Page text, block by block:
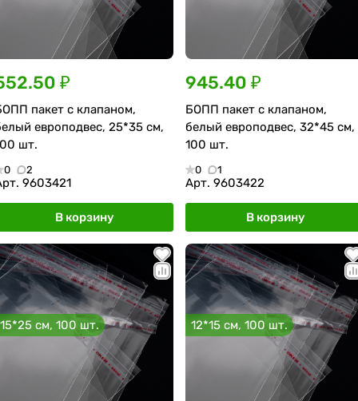
₽
пакет с клапаном,
европодвес, 25*35 см,
шт.
0 2
9603421
В корзину
945.40 ₽
БОПП пакет с клапаном,
белый европодвес, 32*45 см,
100 шт.
0 1
Арт. 9603422
В корзину
15*25 см, 100 шт. 12*15 см, 100 шт.